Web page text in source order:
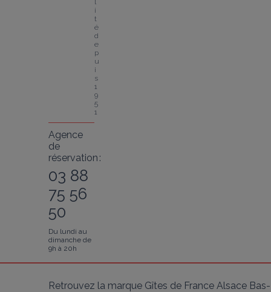
l
i
t
é
d
e
p
u
i
s
1
9
5
1
Agence
de
réservation :
03 88
75 56
50
Du lundi au
dimanche de
9h à 20h
Retrouvez la marque Gîtes de France Alsace